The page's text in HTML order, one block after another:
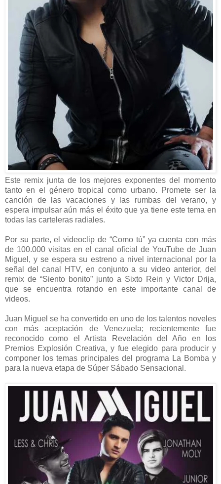
Este remix junta de los mejores exponentes del momento
tanto en el género tropical como urbano. Promete ser la
canción de las vacaciones y las rumbas del verano, y
espera impulsar aún más el éxito que ya tiene este tema en
todas las carteleras radiales.
Por su parte, el videoclip de “Como tú” ya cuenta con más
de 100.000 visitas en el canal oficial de YouTube de Juan
Miguel, y se espera su estreno a nivel internacional por la
señal del canal HTV, en conjunto a su video anterior, del
remix de “Siento bonito” junto a Sixto Rein y Victor Drija,
que se encuentra rotando en este importante canal de
videos.
Juan Miguel se ha convertido en uno de los talentos noveles
con más aceptación de Venezuela; recientemente fue
reconocido como el Artista Revelación del Año en los
Premios Explosión Creativa, y fue elegido para producir y
componer los temas principales del programa La Bomba y
para la nueva etapa de Súper Sábado Sensacional.